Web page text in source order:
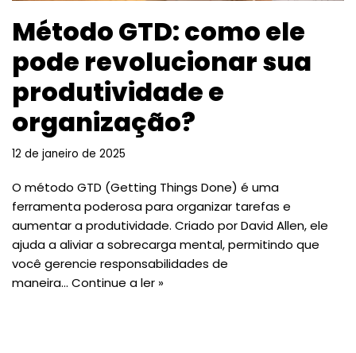
Método GTD: como ele
pode revolucionar sua
produtividade e
organização?
12 de janeiro de 2025
O método GTD (Getting Things Done) é uma
ferramenta poderosa para organizar tarefas e
aumentar a produtividade. Criado por David Allen, ele
ajuda a aliviar a sobrecarga mental, permitindo que
você gerencie responsabilidades de
maneira… Continue a ler »